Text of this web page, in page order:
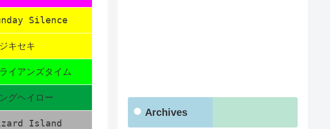
Silence
キセキ
イアンズタイム
グヘイロー
Island
Archives